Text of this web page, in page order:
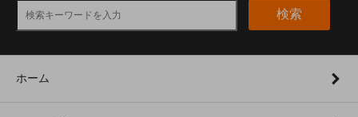
検索
ホーム